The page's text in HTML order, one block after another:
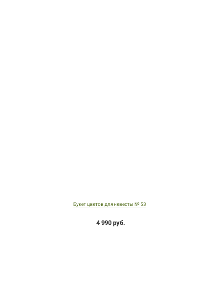
Букет цветов для невесты № 53
4 990 руб.